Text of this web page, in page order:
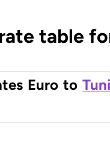
table
Euro to